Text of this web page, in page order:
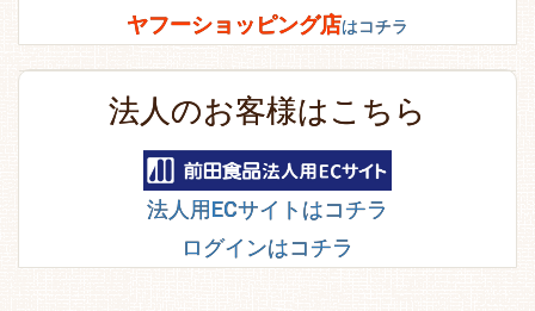
ヤフーショッピング店はコチラ
法人のお客様はこちら
法人用ECサイトはコチラ
ログインはコチラ